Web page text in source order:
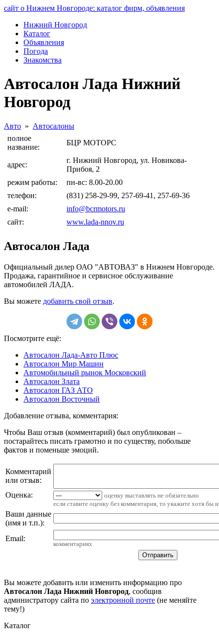
сайт о Нижнем Новгороде: каталог фирм, объявления
Нижний Новгород
Каталог
Объявления
Погода
Знакомства
Автосалон Лада Нижний
Новгород
Авто » Автосалоны
полное
название:
БЦР МОТОРС
адрес:
г. Нижний Новгород, ул. Новикова-
Прибоя, 2
режим работы:
пн-вс: 8.00-20.00
телефон:
(831) 258-29-99, 257-69-41, 257-69-36
e-mail:
info@bcrmotors.ru
сайт:
www.lada-nnov.ru
Автосалон Лада
Официальный дилер ОАО "АВТОВАЗ" в Нижнем Новгороде.
Продажа, гарантийное и сервисное обслуживание
автомобилей ЛАДА.
Вы можете добавить свой отзыв.
Посмотрите ещё:
Автосалон Лада-Авто Плюс
Автосалон Мир Машин
Автомобильный рынок Московский
Автосалон Злата
Автосалон ГАЗ АТО
Автосалон Восточный
Добавление отзыва, комментария:
Чтобы Ваш отзыв (комментарий) был опубликован –
постарайтесь писать грамотно и по существу, побольше
фактов и поменьше эмоций.
Комментарий
или отзыв:
Оценка:
оценку выставлять не обязательно
если ставите оценку без комментария, то укажите хотя бы
Ваши данные
(имя и т.п.):
Email:
комментариях
Вы можете добавить или изменить информацию про
Автосалон Лада Нижний Новгород, сообщив
администратору сайта по электронной почте (не меняйте
тему!)
Каталог